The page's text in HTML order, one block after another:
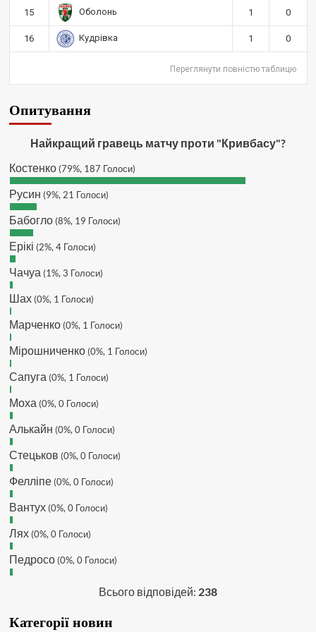
зауважень/ покращень по сайту? І
чи можна на сайт скинути криптою
ltc?
зараз скину.
SVAT :
завтра напишу в інстаграм
Hatsyk :SVAT, без проблем
кинув в ТГ
DJGycle : Tamada
Makiavelli :
Makiavelli :
MaRiO :Трансфери такі шо слів
провалу 🙁
Hatsyk:Makiavelli, вітаємо на
буде ще активніший з часом)
Hatsyk:Та Кузик ще ок, а
перспективи, хз хз
трансляцію товарняка з Минаєм
https://www.youtube.com/live/Qb1ebGeOfZ8?
si=GU46Q4zlJQd2L-W8
Hatsyk:А ще на сайті триває
посилання?
вставляєш лінк на свій профіль)
SVAT:Ніби вставив, а все одно
на профіль, а нижче ( Message)
Hatsyk:Так я ж бачу твої
15 Оболонь 1 0
16 Кудрівка 1 0
Переглянути повністю таблицю
Опитування
Найкращий гравець матчу проти "Кривбасу"?
Костенко (79%, 187 Голоси)
Русин (9%, 21 Голоси)
Бабогло (8%, 19 Голоси)
Ерікі (2%, 4 Голоси)
Чачуа (1%, 3 Голоси)
Шах (0%, 1 Голоси)
Марченко (0%, 1 Голоси)
Мірошниченко (0%, 1 Голоси)
Сапуга (0%, 1 Голоси)
Моха (0%, 0 Голоси)
Алькайн (0%, 0 Голоси)
Стецьков (0%, 0 Голоси)
Фелліпе (0%, 0 Голоси)
Вантух (0%, 0 Голоси)
Лях (0%, 0 Голоси)
Педросо (0%, 0 Голоси)
Всього відповідей: 238
Категорії новин